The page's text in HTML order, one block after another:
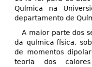
Química na
departamento de
A maior parte dos
da química-física,
de momentos
teoria dos